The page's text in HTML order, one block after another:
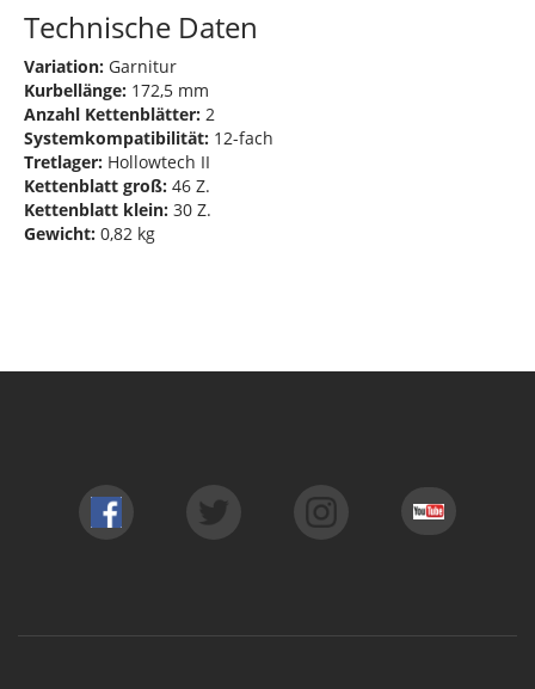
Technische Daten
Variation: Garnitur
Kurbellänge: 172,5 mm
Anzahl Kettenblätter: 2
Systemkompatibilität: 12-fach
Tretlager: Hollowtech II
Kettenblatt groß: 46 Z.
Kettenblatt klein: 30 Z.
Gewicht: 0,82 kg